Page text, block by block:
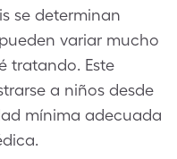
se determinan
variar mucho
tratando. Este
a niños desde
mínima adecuada